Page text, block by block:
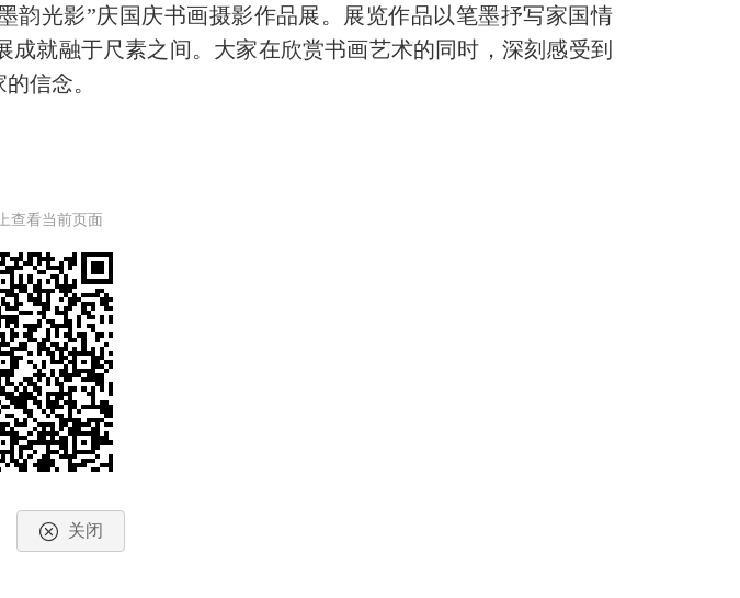
光影”庆国庆书画摄影作品展。展览作品以笔墨抒写家国情
就融于尺素之间。大家在欣赏书画艺术的同时，深刻感受到
信念。
查看当前页面
关闭